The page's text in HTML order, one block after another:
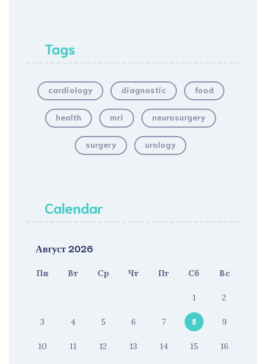
Tags
cardiology diagnostic food
health mri neurosurgery
surgery urology
Calendar
Август 2026
Пн Вт Ср Чт Пт Сб Вс
1 2
3 4 5 6 7 8 9
10 11 12 13 14 15 16